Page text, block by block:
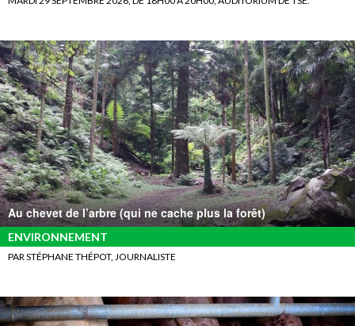
Au chevet de l’arbre (qui ne cache plus la forêt)
ENVIRONNEMENT
PAR STÉPHANE THÉPOT, JOURNALISTE